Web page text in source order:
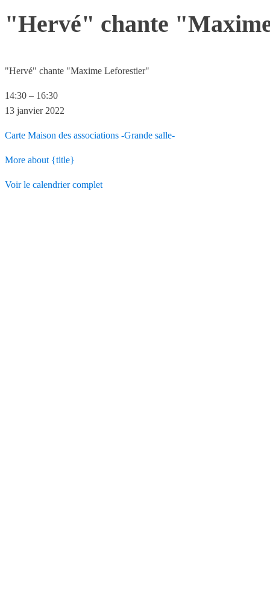
"Hervé" chante
"Hervé" chante "Maxime Leforestier"
14:30 – 16:30
13 janvier 2022
Carte Maison des associations -Grande salle-
More about {title}
Voir le calendrier complet